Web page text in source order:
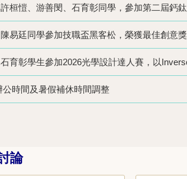
易廷同學參加技職盃黑客松，榮獲最佳創意獎
時間及暑假補休時間調整
論